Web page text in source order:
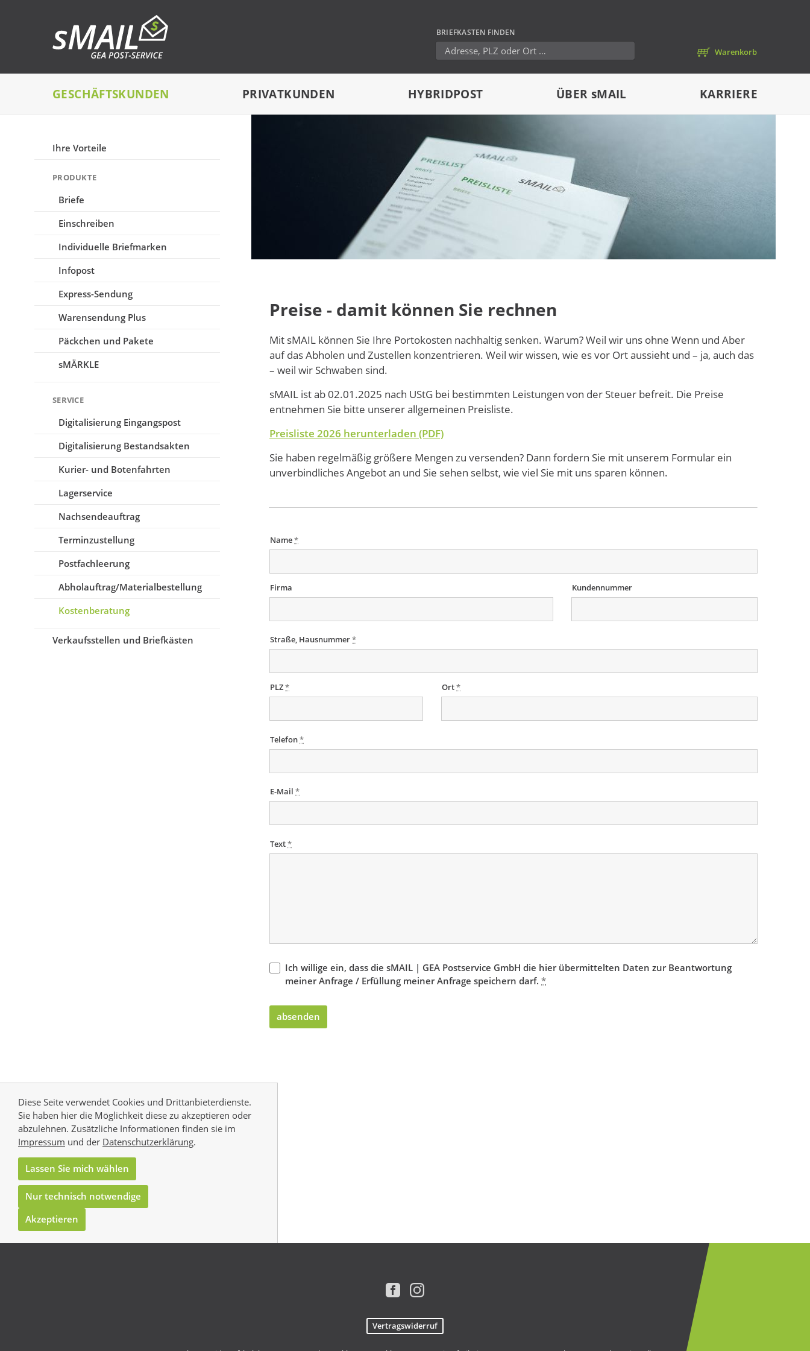
Warenkorb
BRIEFKASTEN FINDEN
GESCHÄFTSKUNDEN PRIVATKUNDEN HYBRIDPOST ÜBER sMAIL KARRIERE
Ihre Vorteile
PRODUKTE
Briefe
Einschreiben
Individuelle Briefmarken
Infopost
Express-Sendung
Warensendung Plus
Päckchen und Pakete
sMÄRKLE
SERVICE
Digitalisierung Eingangspost
Digitalisierung Bestandsakten
Kurier- und Botenfahrten
Lagerservice
Nachsende­auftrag
Terminzustellung
Postfachleerung
Abholauftrag/Materialbestellung
Kostenberatung
Verkaufsstellen und Briefkästen
Preise - damit können Sie rechnen
Mit sMAIL können Sie Ihre Portokosten nachhaltig senken. Warum? Weil wir uns ohne Wenn und Aber
auf das Abholen und Zustellen konzentrieren. Weil wir wissen, wie es vor Ort aussieht und – ja, auch das
– weil wir Schwaben sind.
sMAIL ist ab 02.01.2025 nach UStG bei bestimmten Leistungen von der Steuer befreit. Die Preise
entnehmen Sie bitte unserer allgemeinen Preisliste.
Preisliste 2026 herunterladen (PDF)
Sie haben regelmäßig größere Mengen zu versenden? Dann fordern Sie mit unserem Formular ein
unverbindliches Angebot an und Sie sehen selbst, wie viel Sie mit uns sparen können.
Name*
Firma Kundennummer
Straße, Hausnummer*
PLZ* Ort*
Telefon*
E-Mail *
Text*
Ich willige ein, dass die sMAIL | GEA Postservice GmbH die hier übermittelten Daten zur Beantwortung
meiner Anfrage / Erfüllung meiner Anfrage speichern darf. *
absenden
Diese Seite verwendet Cookies und Drittanbieterdienste.
Sie haben hier die Möglichkeit diese zu akzeptieren oder
abzulehnen. Zusätzliche Informationen finden sie im
Impressum und der Datenschutzerklärung.
Lassen Sie mich wählen
Nur technisch notwendige
Akzeptieren
Vertragswiderruf